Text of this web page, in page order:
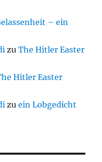
– ein
zuThe Hitler Easter
Hitler Easter
zuein Lobgedicht